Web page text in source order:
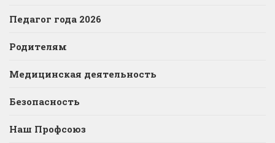
Педагог года 2026
Родителям
Медицинская деятельность
Безопасность
Наш Профсоюз